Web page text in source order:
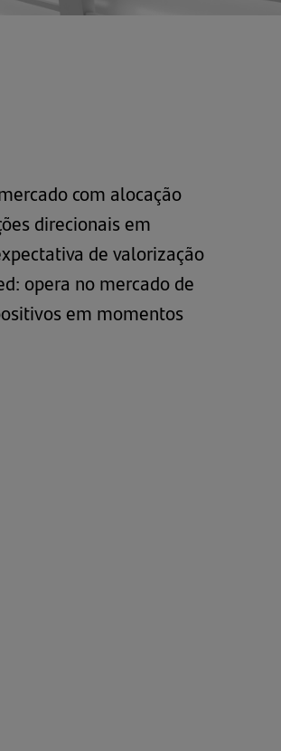
com alocação
direcionais em
de valorização
opera no mercado de
em momentos